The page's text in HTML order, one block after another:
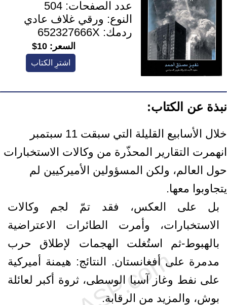
عدد الصفحات: 504
النوع: ورقي غلاف عادي
ردمك: 652327666X
السعر: 10$
اشترِ الكتاب
نبذة عن الكتاب:
خلال الأسابيع القليلة التي سبقت 11 سبتمبر
انهمرت التقارير المحذّرة من وكالات الاستخبارات
حول العالم، ولكن المسؤولين الأميركيين لم
يتجاوبوا معها.
بل على العكس، فقد تمّ لجم وكالات
الاستخبارات، وأمرت الطائرات الاعتراضية
بالهبوط-ثم استُغلت الهجمات لإطلاق حرب
مدمرة على أفغانستان. النتائج: هيمنة أميركية
على نفط وغاز آسيا الوسطى، ثروة أكبر لعائلة
بوش، والمزيد من الرقابة.